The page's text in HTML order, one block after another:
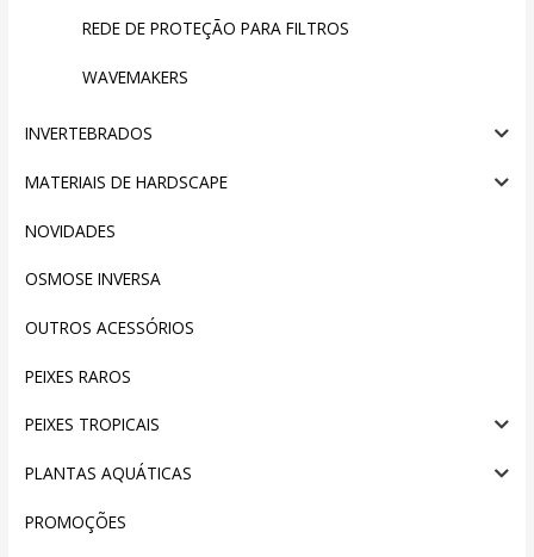
REDE DE PROTEÇÃO PARA FILTROS
WAVEMAKERS
INVERTEBRADOS
MATERIAIS DE HARDSCAPE
NOVIDADES
OSMOSE INVERSA
OUTROS ACESSÓRIOS
PEIXES RAROS
PEIXES TROPICAIS
PLANTAS AQUÁTICAS
PROMOÇÕES